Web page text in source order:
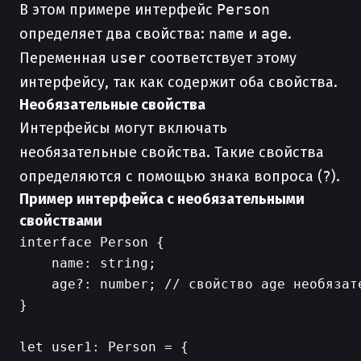
В этом примере интерфейс Person
определяет два свойства: name и age.
Переменная user соответствует этому
интерфейсу, так как содержит оба свойства.
Необязательные свойства
Интерфейсы могут включать
необязательные свойства. Такие свойства
определяются с помощью знака вопроса (?).
Пример интерфейса с необязательными
свойствами
interface Person {
    name: string;
age?: number; // свойство age
}
let user1: Person = {